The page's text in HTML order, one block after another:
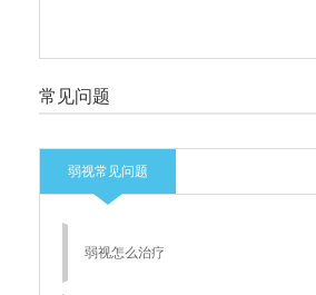
常见问题
弱视常见问题
弱视怎么治疗